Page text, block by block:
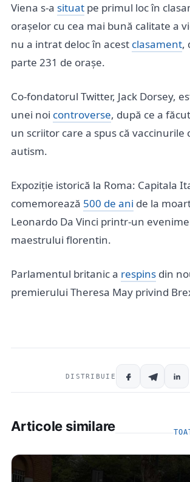
Viena s-a situat pe primul loc în
orașelor cu cea mai bună calitate a
nu a intrat deloc în acest clasament,
parte 231 de orașe.
Co-fondatorul Twitter, Jack Dorsey,
unei noi controverse, după ce a
un scriitor care a spus că vaccinurile
autism.
Expoziție istorică la Roma: Capitala
comemorează 500 de ani de la
Leonardo Da Vinci printr-un
maestrului florentin.
Parlamentul britanic a respins din
premierului Theresa May privind
DISTRIBUIE
Articole similare